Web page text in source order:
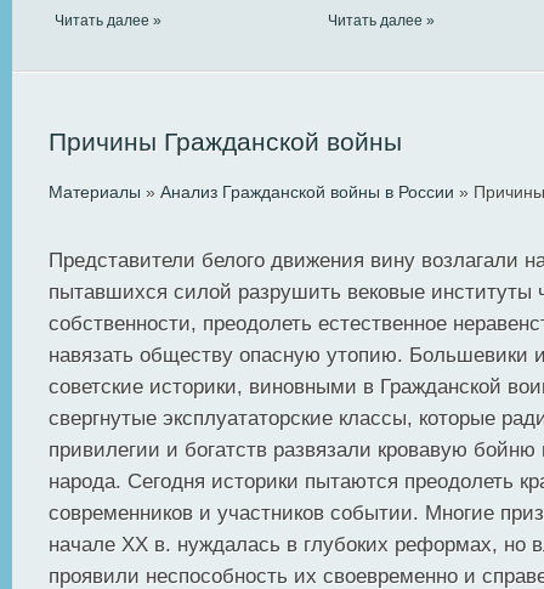
Читать далее »
Читать далее »
Причины Гражданской войны
Материалы » Анализ Гражданской войны в России »
Представители белого движения вину возлагали
пытавшихся силой разрушить вековые институты
собственности, преодолеть естественное
навязать обществу опасную утопию. Большевики
советские историки, виновными в Гражданской
свергнутые эксплуататорские классы, которые
привилегии и богатств развязали кровавую бойню
народа. Сегодня историки пытаются преодолеть
современников и участников событии. Многие
начале XX в. нуждалась в глубоких реформах, но
проявили неспособность их своевременно и